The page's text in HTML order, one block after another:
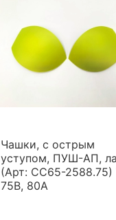
Чашки, с острым
уступом, ПУШ-АП,
(Арт: CC65-2588.75)
75В, 80А